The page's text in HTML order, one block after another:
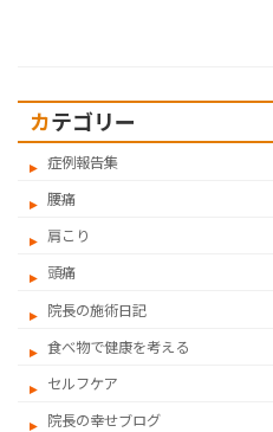
カテゴリー
症例報告集
腰痛
肩こり
頭痛
院長の施術日記
食べ物で健康を考える
セルフケア
院長の幸せブログ